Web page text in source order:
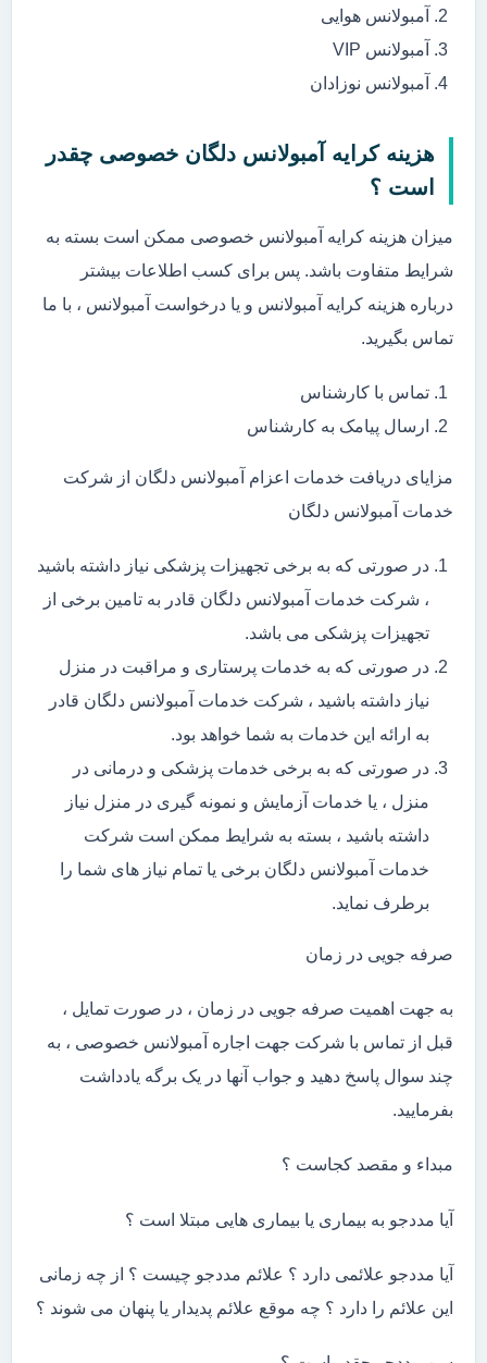
آمبولانس هوایی
آمبولانس VIP
آمبولانس نوزادان
هزینه کرایه آمبولانس دلگان خصوصی چقدر
است ؟
میزان هزینه کرایه آمبولانس خصوصی ممکن است بسته به
شرایط متفاوت باشد. پس برای کسب اطلاعات بیشتر
درباره هزینه کرایه آمبولانس و یا درخواست آمبولانس ، با ما
تماس بگیرید.
تماس با کارشناس
ارسال پیامک به کارشناس
مزایای دریافت خدمات اعزام آمبولانس دلگان از شرکت
خدمات آمبولانس دلگان
در صورتی که به برخی تجهیزات پزشکی نیاز داشته باشید
، شرکت خدمات آمبولانس دلگان قادر به تامین برخی از
تجهیزات پزشکی می باشد.
در صورتی که به خدمات پرستاری و مراقبت در منزل
نیاز داشته باشید ، شرکت خدمات آمبولانس دلگان قادر
به ارائه این خدمات به شما خواهد بود.
در صورتی که به برخی خدمات پزشکی و درمانی در
منزل ، یا خدمات آزمایش و نمونه گیری در منزل نیاز
داشته باشید ، بسته به شرایط ممکن است شرکت
خدمات آمبولانس دلگان برخی یا تمام نیاز های شما را
برطرف نماید.
صرفه جویی در زمان
به جهت اهمیت صرفه جویی در زمان ، در صورت تمایل ،
قبل از تماس با شرکت جهت اجاره آمبولانس خصوصی ، به
چند سوال پاسخ دهید و جواب آنها در یک برگه یادداشت
بفرمایید.
مبداء و مقصد کجاست ؟
آیا مددجو به بیماری یا بیماری هایی مبتلا است ؟
آیا مددجو علائمی دارد ؟ علائم مددجو چیست ؟ از چه زمانی
این علائم را دارد ؟ چه موقع علائم پدیدار یا پنهان می شوند ؟